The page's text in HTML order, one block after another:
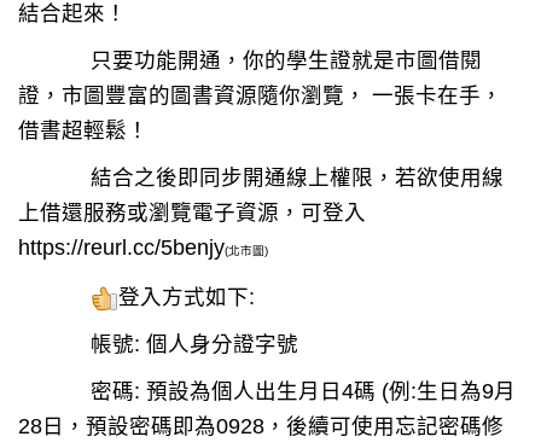
結合起來！
只要功能開通， 你的學生證就是市圖 借閱
證，市圖豐富的圖書資源隨你瀏覽， 一張卡在手，
借書超輕鬆！
結合之後即同步開通線上權限，若欲使用線
上借還服務或瀏覽電子資源，可登入
https://reurl.cc/5benjy(北市圖)
登入方式如下:
帳號: 個人身分證字號
密碼: 預設為個人出生月日4碼 (例:生日為9月
28日，預設密碼即為0928，後續可使用忘記密碼修